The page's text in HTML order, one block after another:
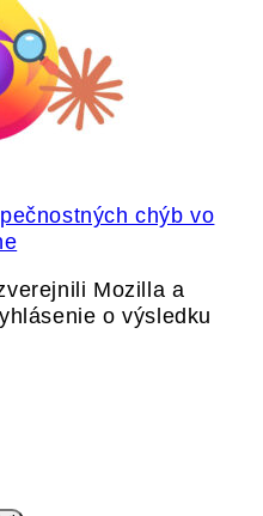
chýb vo
Mozilla a
o výsledku